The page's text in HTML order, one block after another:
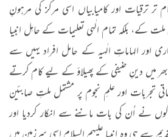
تر ترقیات اور کامیابیاں اسی مرکز کی مرہونِ
بلکہ تمام الٰہی تعلیمات کے حامِل انبیا
اور الہاماتِ الٰہیہ کے حامل افراد یہیں سے
بھر میں دینِ حنیفی کے پھیلاؤ کے لیے کام کرتے
تجربات اور علمِ نجوم پر مشتمل ملتِ صابئین
نے اُن کی بات ماننے سے انکار کردیا اور